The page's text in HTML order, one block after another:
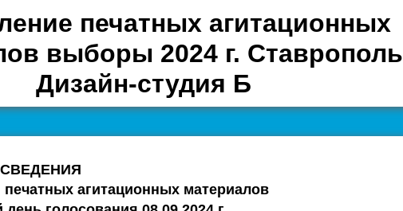
печатных агитационных
выборы 2024 г. Ставрополь
Дизайн-студия Б
СВЕДЕНИЯ
печатных агитационных материалов